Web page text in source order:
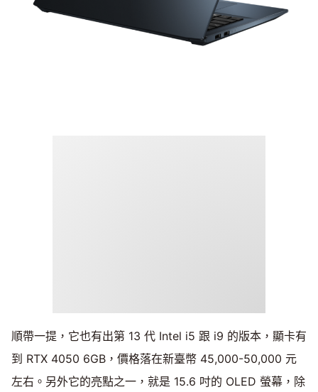
順帶一提，它也有出第 13 代 Intel i5 跟 i9 的版本，顯卡有
到 RTX 4050 6GB，價格落在新臺幣 45,000-50,000 元
左右。另外它的亮點之一，就是 15.6 吋的 OLED 螢幕，除